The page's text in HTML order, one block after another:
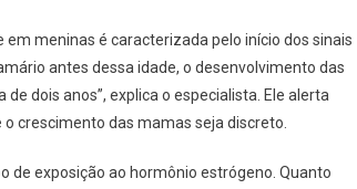
meninas é caracterizada pelo início dos sinais
antes dessa idade, o desenvolvimento das
dois anos”, explica o especialista. Ele alerta
crescimento das mamas seja discreto.
de exposição ao hormônio estrógeno. Quanto